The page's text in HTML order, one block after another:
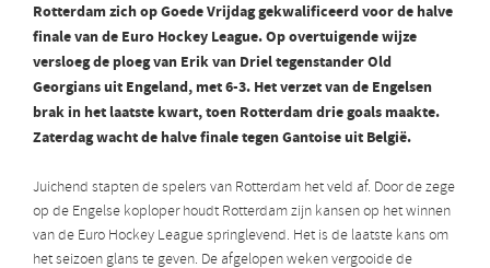
Rotterdam zich op Goede Vrijdag gekwalificeerd voor de halve
finale van de Euro Hockey League. Op overtuigende wijze
versloeg de ploeg van Erik van Driel tegenstander Old
Georgians uit Engeland, met 6-3. Het verzet van de Engelsen
brak in het laatste kwart, toen Rotterdam drie goals maakte.
Zaterdag wacht de halve finale tegen Gantoise uit België.
Juichend stapten de spelers van Rotterdam het veld af. Door de zege
op de Engelse koploper houdt Rotterdam zijn kansen op het winnen
van de Euro Hockey League springlevend. Het is de laatste kans om
het seizoen glans te geven. De afgelopen weken vergooide de